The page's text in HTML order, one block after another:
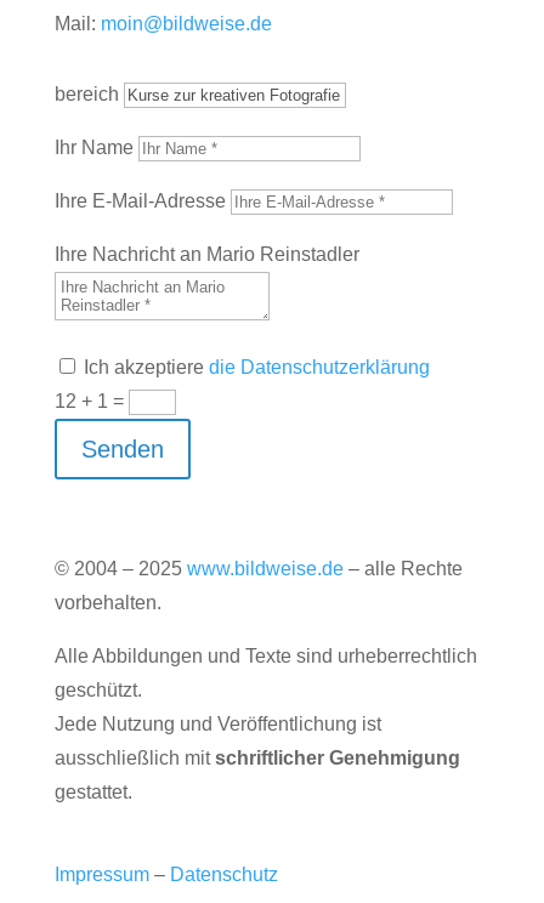
Mail: moin@bildweise.de
bereich
Ihr Name
Ihre E-Mail-Adresse
Ihre Nachricht an Mario Reinstadler
Ich akzeptiere die Datenschutzerklärung
12 + 1 =
Senden
© 2004 – 2025 www.bildweise.de– alle Rechte
vorbehalten.
Alle Abbildungen und Texte sind urheberrechtlich
geschützt.
Jede Nutzung und Veröffentlichung ist
ausschließlich mitschriftlicher Genehmigung
gestattet.
Impressum– Datenschutz